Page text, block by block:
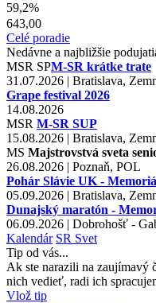
59,2%
643,00
Celé poradie
Nedávne a najbližšie
MSR SPM-SR krátke trate
31.07.2026 | Bratislava,
Grape festival 2026
14.08.2026
MSR M-SR SUP
15.08.2026 | Bratislava,
MS Majstrovstvá sveta
26.08.2026 | Poznaň, POL
Pohár Slávie UK -
05.09.2026 | Bratislava,
Dunajský maratón -
06.09.2026 | Dobrohošť -
Kalendár SR Svet
Tip od vás...
Ak ste narazili na zaujímavý
nich vedieť, radi ich
Vlož tip